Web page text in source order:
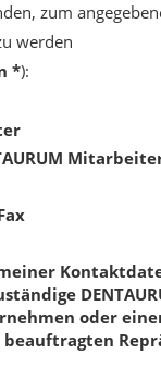
zum
werden
*):
oder
beauftragten